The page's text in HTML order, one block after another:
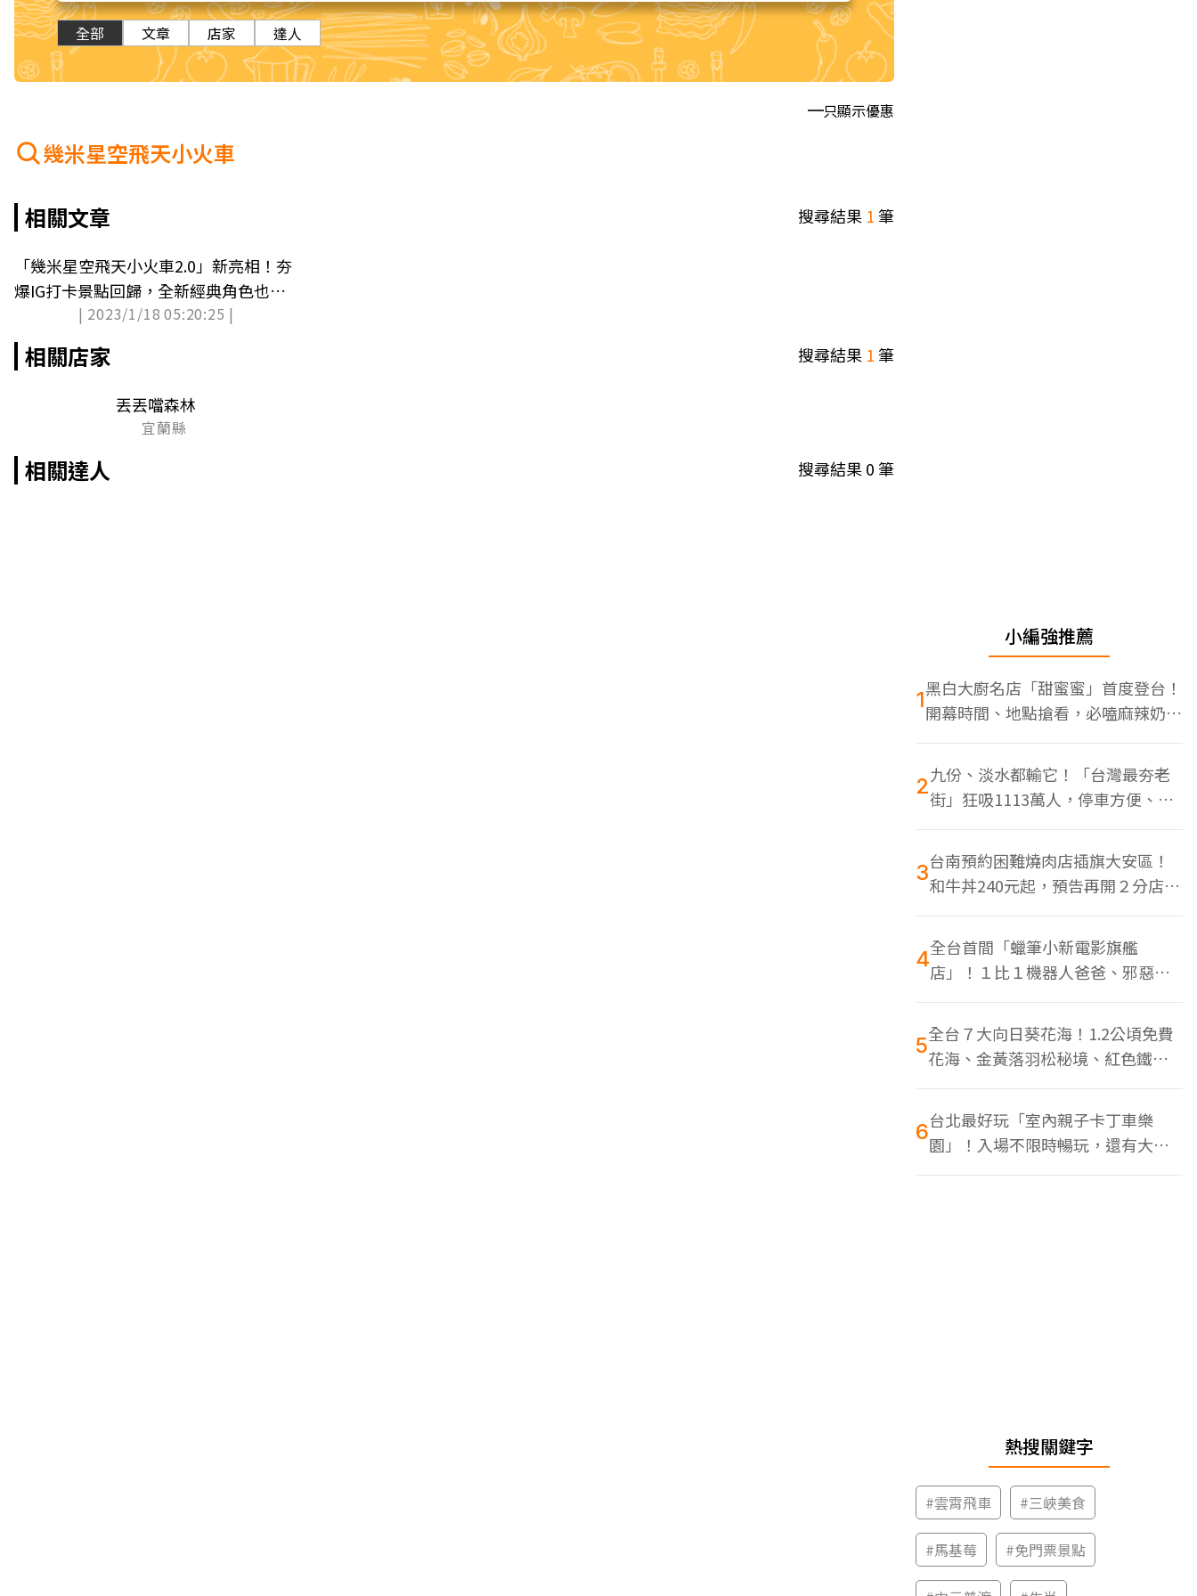
全部 文章 店家 達人
只顯示優惠
幾米星空飛天小火車
相關文章 搜尋結果 1筆
「幾米星空飛天小火車2.0」新亮相！夯
爆IG打卡景點回歸，全新經典角色也萌
| 2023/1/18 05:20:25 |
相關店家 搜尋結果 1筆
丟丟噹森林
宜蘭縣
相關達人 搜尋結果0筆
小編強推薦
1黑白大廚名店「甜蜜蜜」首度登台！
開幕時間、地點搶看，必嗑麻辣奶油
蝦
2九份、淡水都輸它！「台灣最夯老
街」狂吸1113萬人，停車方便、特
色美食多
3台南預約困難燒肉店插旗大安區！
和牛丼240元起，預告再開２分店、
地點曝光
4全台首間「蠟筆小新電影旗艦
店」！１比１機器人爸爸、邪惡正
男，百款周邊買翻
5全台７大向日葵花海！1.2公頃免費
花海、金黃落羽松秘境、紅色鐵橋
同框
6台北最好玩「室內親子卡丁車樂
園」！入場不限時暢玩，還有大螢
幕Switch遊戲區
熱搜關鍵字
#雲霄飛車 #三峽美食
#馬基莓 #免門票景點